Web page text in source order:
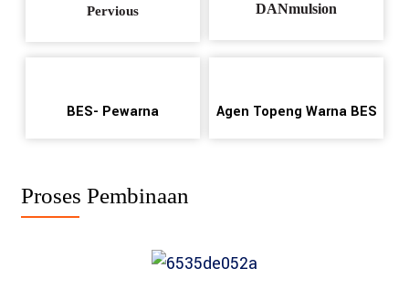
Pervious
DANmulsion
BES- Pewarna Agen Topeng Warna BES
Proses Pembinaan